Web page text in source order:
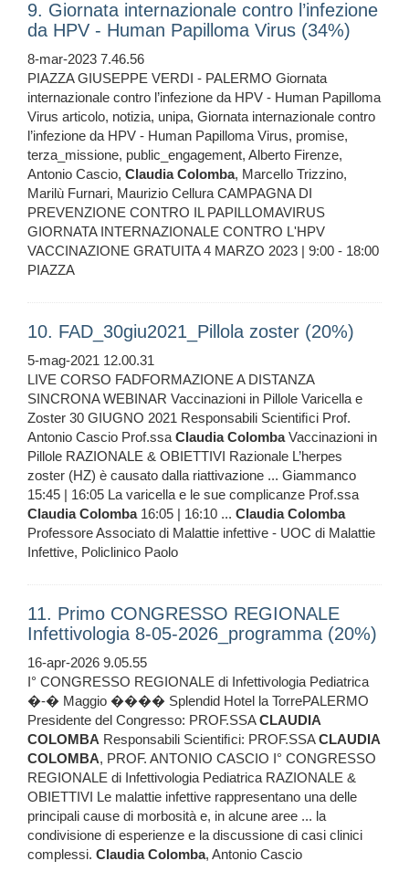
9. Giornata internazionale contro l’infezione
da HPV - Human Papilloma Virus (34%)
8-mar-2023 7.46.56
PIAZZA GIUSEPPE VERDI - PALERMO Giornata
internazionale contro l’infezione da HPV - Human Papilloma
Virus articolo, notizia, unipa, Giornata internazionale contro
l’infezione da HPV - Human Papilloma Virus, promise,
terza_missione, public_engagement, Alberto Firenze,
Antonio Cascio, Claudia Colomba, Marcello Trizzino,
Marilù Furnari, Maurizio Cellura CAMPAGNA DI
PREVENZIONE CONTRO IL PAPILLOMAVIRUS
GIORNATA INTERNAZIONALE CONTRO L'HPV
VACCINAZIONE GRATUITA 4 MARZO 2023 | 9:00 - 18:00
PIAZZA
10. FAD_30giu2021_Pillola zoster (20%)
5-mag-2021 12.00.31
LIVE CORSO FADFORMAZIONE A DISTANZA
SINCRONA WEBINAR Vaccinazioni in Pillole Varicella e
Zoster 30 GIUGNO 2021 Responsabili Scientiﬁci Prof.
Antonio Cascio Prof.ssaClaudia ColombaVaccinazioni in
Pillole RAZIONALE & OBIETTIVI Razionale L’herpes
zoster (HZ) è causato dalla riattivazione ... Giammanco
15:45 | 16:05 La varicella e le sue complicanze Prof.ssa
Claudia Colomba16:05 | 16:10 ... Claudia Colomba
Professore Associato di Malattie infettive - UOC di Malattie
Infettive, Policlinico Paolo
11. Primo CONGRESSO REGIONALE
Infettivologia 8-05-2026_programma (20%)
16-apr-2026 9.05.55
I° CONGRESSO REGIONALE di Infettivologia Pediatrica
�-� Maggio ���� Splendid Hotel la TorrePALERMO
Presidente del Congresso: PROF.SSACLAUDIA
COLOMBA Responsabili Scientiﬁci: PROF.SSACLAUDIA
COLOMBA, PROF. ANTONIO CASCIO I° CONGRESSO
REGIONALE di Infettivologia Pediatrica RAZIONALE &
OBIETTIVI Le malattie infettive rappresentano una delle
principali cause di morbosità e, in alcune aree ... la
condivisione di esperienze e la discussione di casi clinici
complessi. Claudia Colomba, Antonio Cascio